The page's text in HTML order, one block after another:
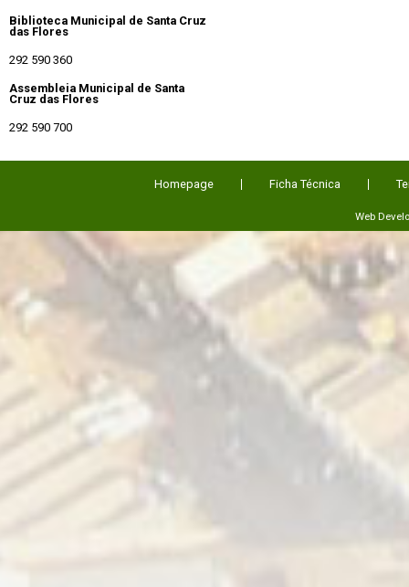
Biblioteca Municipal de Santa Cruz
das Flores
292 590 360
Assembleia Municipal de Santa
Cruz das Flores
292 590 700
Homepage Ficha Técnica
Web